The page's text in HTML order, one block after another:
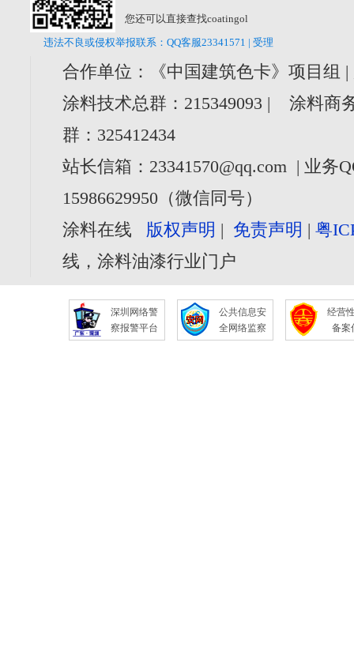
您还可以直接查找coatingol
违法不良或侵权举报联系：QQ客服23341571 | 受理
合作单位：《中国建筑色卡》项目组
涂料技术总群：215349093 | 涂料商
群：325412434
站长信箱：23341570@qq.com | 业务
15986629950（微信同号）
涂料在线 版权声明 | 免责声明 | 粤
线，涂料油漆行业门户
深圳网络警
察报警平台
公共信息安
全网络监察
经营
备案